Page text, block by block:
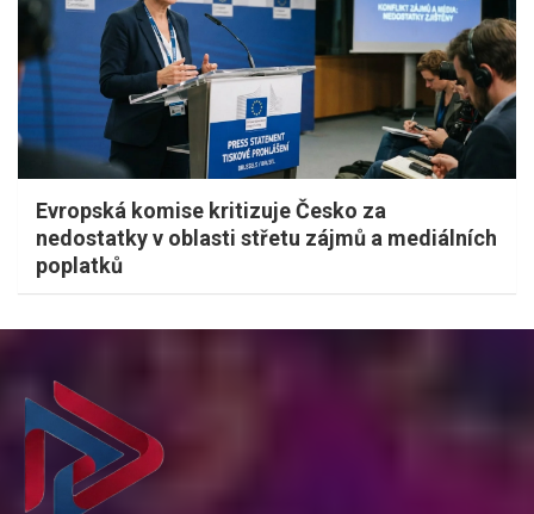
Evropská komise kritizuje Česko za
nedostatky v oblasti střetu zájmů a mediálních
poplatků